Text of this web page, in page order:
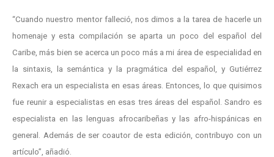
“Cuando nuestro mentor falleció, nos dimos a la tarea de hacerle un
homenaje y esta compilación se aparta un poco del español del
Caribe, más bien se acerca un poco más a mi área de especialidad en
la sintaxis, la semántica y la pragmática del español, y Gutiérrez
Rexach era un especialista en esas áreas. Entonces, lo que quisimos
fue reunir a especialistas en esas tres áreas del español. Sandro es
especialista en las lenguas afrocaribeñas y las afro-hispánicas en
general. Además de ser coautor de esta edición, contribuyo con un
artículo”, añadió.